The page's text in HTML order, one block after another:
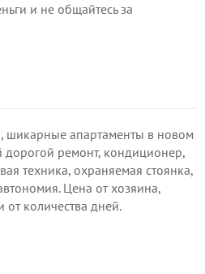
и не общайтесь за
шикарные апартаменты в новом
ремонт, кондиционер,
техника, охраняемая стоянка,
Цена от хозяина,
от количества дней.